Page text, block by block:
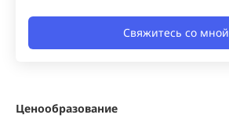
Ценообразование
Свяжитесь со мной